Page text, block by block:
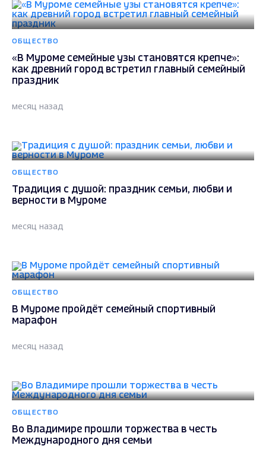
ОБЩЕСТВО
«В Муроме семейные узы становятся крепче»:
как древний город встретил главный семейный
праздник
месяц назад
ОБЩЕСТВО
Традиция с душой: праздник семьи, любви и
верности в Муроме
месяц назад
ОБЩЕСТВО
В Муроме пройдёт семейный спортивный
марафон
месяц назад
ОБЩЕСТВО
Во Владимире прошли торжества в честь
Международного дня семьи